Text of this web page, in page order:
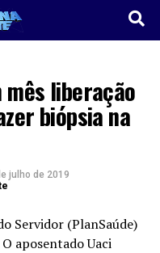
mês liberação
biópsia na
julho de 2019
Servidor (PlanSaúde)
aposentado Uaci